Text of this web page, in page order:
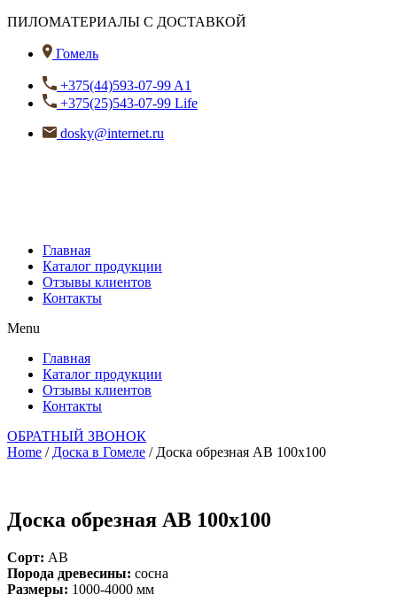
ПИЛОМАТЕРИАЛЫ С ДОСТАВКОЙ
Гомель
+375(44)593-07-99 A1
+375(25)543-07-99 Life
dosky@internet.ru
Главная
Каталог продукции
Отзывы клиентов
Контакты
Menu
Главная
Каталог продукции
Отзывы клиентов
Контакты
ОБРАТНЫЙ ЗВОНОК
Home / Доска в Гомеле / Доска обрезная АВ 100х100
Доска обрезная АВ 100х100
Сорт: AB
Порода древесины: сосна
Размеры: 1000-4000 мм